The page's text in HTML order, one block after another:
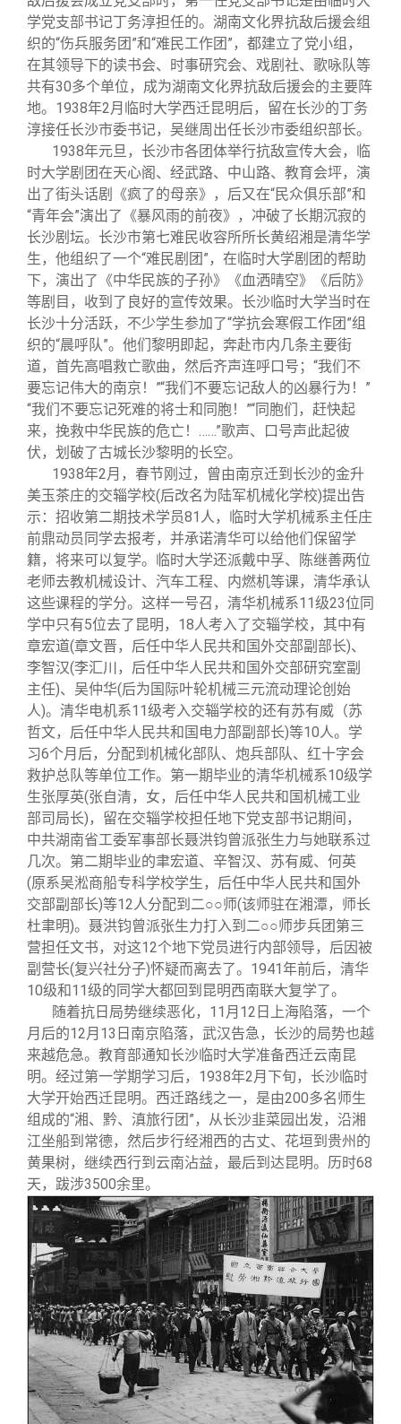
学党支部书记丁务淳担任的。湖南文化界抗敌后援会组
织的“伤兵服务团”和“难民工作团”，都建立了党小组，
在其领导下的读书会、时事研究会、戏剧社、歌咏队等
共有30多个单位，成为湖南文化界抗敌后援会的主要阵
地。1938年2月临时大学西迁昆明后，留在长沙的丁务
淳接任长沙市委书记，吴继周出任长沙市委组织部长。
1938年元旦，长沙市各团体举行抗敌宣传大会，临
时大学剧团在天心阁、经武路、中山路、教育会坪，演
出了街头话剧《疯了的母亲》，后又在“民众俱乐部”和
“青年会”演出了《暴风雨的前夜》，冲破了长期沉寂的
长沙剧坛。长沙市第七难民收容所所长黄绍湘是清华学
生，他组织了一个“难民剧团”，在临时大学剧团的帮助
下，演出了《中华民族的子孙》《血洒晴空》《后防》
等剧目，收到了良好的宣传效果。长沙临时大学当时在
长沙十分活跃，不少学生参加了“学抗会寒假工作团”组
织的“晨呼队”。他们黎明即起，奔赴市内几条主要街
道，首先高唱救亡歌曲，然后齐声连呼口号；“我们不
要忘记伟大的南京！”“我们不要忘记敌人的凶暴行为！”
“我们不要忘记死难的将士和同胞！”“同胞们，赶快起
来，挽救中华民族的危亡！……”歌声、口号声此起彼
伏，划破了古城长沙黎明的长空。
1938年2月，春节刚过，曾由南京迁到长沙的金升
美玉茶庄的交辎学校(后改名为陆军机械化学校)提出告
示：招收第二期技术学员81人，临时大学机械系主任庄
前鼎动员同学去报考，并承诺清华可以给他们保留学
籍，将来可以复学。临时大学还派戴中孚、陈继善两位
老师去教机械设计、汽车工程、内燃机等课，清华承认
这些课程的学分。这样一号召，清华机械系11级23位同
学中只有5位去了昆明，18人考入了交辎学校，其中有
章宏道(章文晋，后任中华人民共和国外交部副部长)、
李智汉(李汇川，后任中华人民共和国外交部研究室副
主任)、吴仲华(后为国际叶轮机械三元流动理论创始
人)。清华电机系11级考入交辎学校的还有苏有威（苏
哲文，后任中华人民共和国电力部副部长)等10人。学
习6个月后，分配到机械化部队、炮兵部队、红十字会
救护总队等单位工作。第一期毕业的清华机械系10级学
生张厚英(张自清，女，后任中华人民共和国机械工业
部司局长)，留在交辎学校担任地下党支部书记期间，
中共湖南省工委军事部长聂洪钧曾派张生力与她联系过
几次。第二期毕业的聿宏道、辛智汉、苏有威、何英
(原系吴淞商船专科学校学生，后任中华人民共和国外
交部副部长)等12人分配到二○○师(该师驻在湘潭，师长
杜聿明)。聂洪钧曾派张生力打入到二○○师步兵团第三
营担任文书，对这12个地下党员进行内部领导，后因被
副营长(复兴社分子)怀疑而离去了。1941年前后，清华
10级和11级的同学大都回到昆明西南联大复学了。
随着抗日局势继续恶化，11月12日上海陷落，一个
月后的12月13日南京陷落，武汉告急，长沙的局势也越
来越危急。教育部通知长沙临时大学准备西迁云南昆
明。经过第一学期学习后，1938年2月下旬，长沙临时
大学开始西迁昆明。西迁路线之一，是由200多名师生
组成的“湘、黔、滇旅行团”，从长沙韭菜园出发，沿湘
江坐船到常德，然后步行经湘西的古丈、花垣到贵州的
黄果树，继续西行到云南沾益，最后到达昆明。历时68
天，跋涉3500余里。